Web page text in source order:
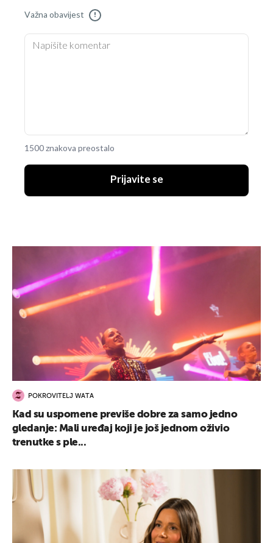
Važna obavijest !
1500 znakova preostalo
Prijavite se
POKROVITELJ WATA
Kad su uspomene previše dobre za samo jedno
gledanje: Mali uređaj koji je još jednom oživio
trenutke s ple...